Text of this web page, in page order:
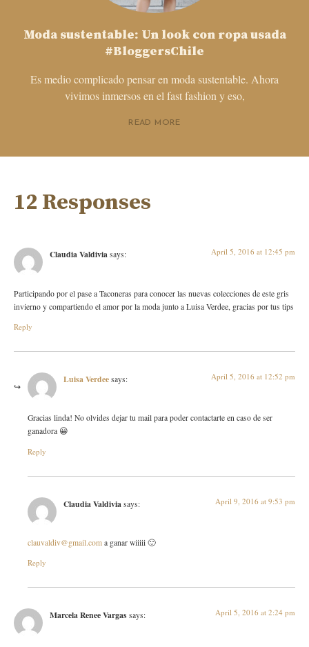
Moda sustentable: Un look con ropa usada
#BloggersChile
Es medio complicado pensar en moda sustentable. Ahora
vivimos inmersos en el fast fashion y eso,
READ MORE
12 Responses
Claudia Valdivia says: April 5, 2016 at 12:45 pm
Participando por el pase a Taconeras para conocer las nuevas colecciones de este gris
invierno y compartiendo el amor por la moda junto a Luisa Verdee, gracias por tus tips
Reply
Luisa Verdee says: April 5, 2016 at 12:52 pm
Gracias linda! No olvides dejar tu mail para poder contactarte en caso de ser
ganadora 😀
Reply
Claudia Valdivia says: April 9, 2016 at 9:53 pm
clauvaldiv@gmail.com a ganar wiiiii 🙂
Reply
Marcela Renee Vargas says: April 5, 2016 at 2:24 pm